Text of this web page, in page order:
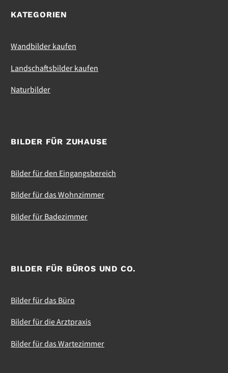
KATEGORIEN
Wandbilder kaufen
Landschaftsbilder kaufen
Naturbilder
BILDER FÜR ZUHAUSE
Bilder für den Eingangsbereich
Bilder für das Wohnzimmer
Bilder für Badezimmer
BILDER FÜR BÜROS UND CO.
Bilder für das Büro
Bilder für die Arztpraxis
Bilder für das Wartezimmer